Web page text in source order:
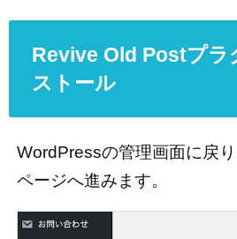
Revive Old Postプラ
ストール
WordPressの管理画面に戻
ページへ進みます。